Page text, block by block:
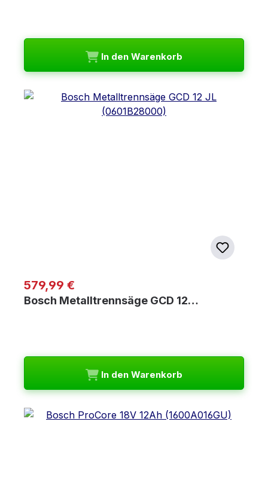
In den Warenkorb
Regulärer Preis:
579,99 €
Bosch Metalltrennsäge GCD 12…
In den Warenkorb